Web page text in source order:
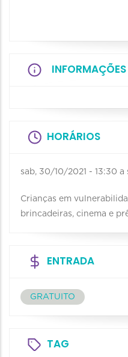
INFORMAÇÕES
HORÁRIOS
sab, 30/10/2021 - 13:30 a
Crianças em
brincadeiras, cinema e
ENTRADA
GRATUITO
TAG